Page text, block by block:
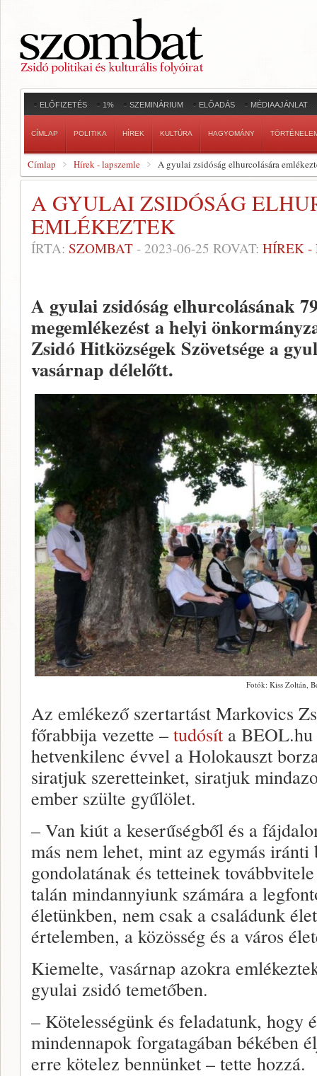
ELŐFIZETÉS 1% SZEMINÁRIUM ELŐADÁS MÉDIAAJÁNLAT
CÍMLAP POLITIKA HÍREK KULTÚRA HAGYOMÁNY
Címlap Hírek - lapszemle A gyulai zsidóság elhurcolására
A GYULAI ZSIDÓSÁG
EMLÉKEZTEK
ÍRTA: SZOMBAT - 2023-06-25 ROVAT: HÍREK -
A gyulai zsidóság elhurcolásának
megemlékezést a helyi
Zsidó Hitközségek Szövetsége a
vasárnap délelőtt.
Fotók: Kiss Zoltán,
Az emlékező szertartást Markovics
főrabbija vezette – tudósít a
hetvenkilenc évvel a Holokauszt
siratjuk szeretteinket, siratjuk
ember szülte gyűlölet.
– Van kiút a keserűségből és a
más nem lehet, mint az egymás iránti
gondolatának és tetteinek
talán mindannyiunk számára a
életünkben, nem csak a családunk
értelemben, a közösség és a város
Kiemelte, vasárnap azokra
gyulai zsidó temetőben.
– Kötelességünk és feladatunk, hogy
mindennapok forgatagában békében
erre kötelez bennünket – tette hozzá.